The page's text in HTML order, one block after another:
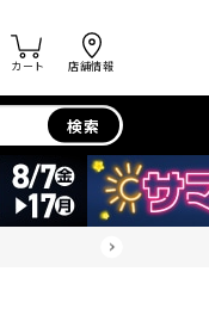
カート 店舗情報
検索